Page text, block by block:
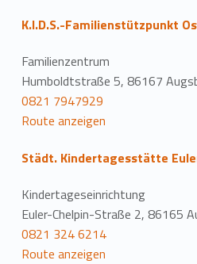
K.I.D.S.-Familienstützpunkt
Familienzentrum
Humboldtstraße 5, 86167
0821 7947929
Route anzeigen
Städt. Kindertagesstätte
Kindertageseinrichtung
Euler-Chelpin-Straße 2, 86165
0821 324 6214
Route anzeigen